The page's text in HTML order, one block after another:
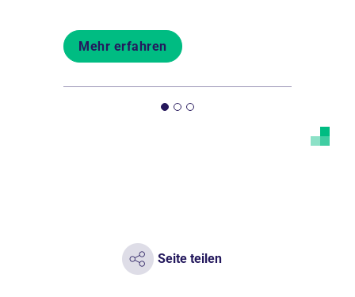
Mehr erfahren
Seite teilen